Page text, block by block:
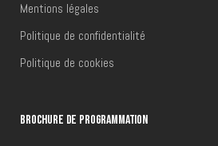
Mentions légales
Politique de confidentialité
Politique de cookies
BROCHURE DE PROGRAMMATION